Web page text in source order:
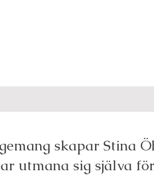
skapar Stina
utmana sig själva